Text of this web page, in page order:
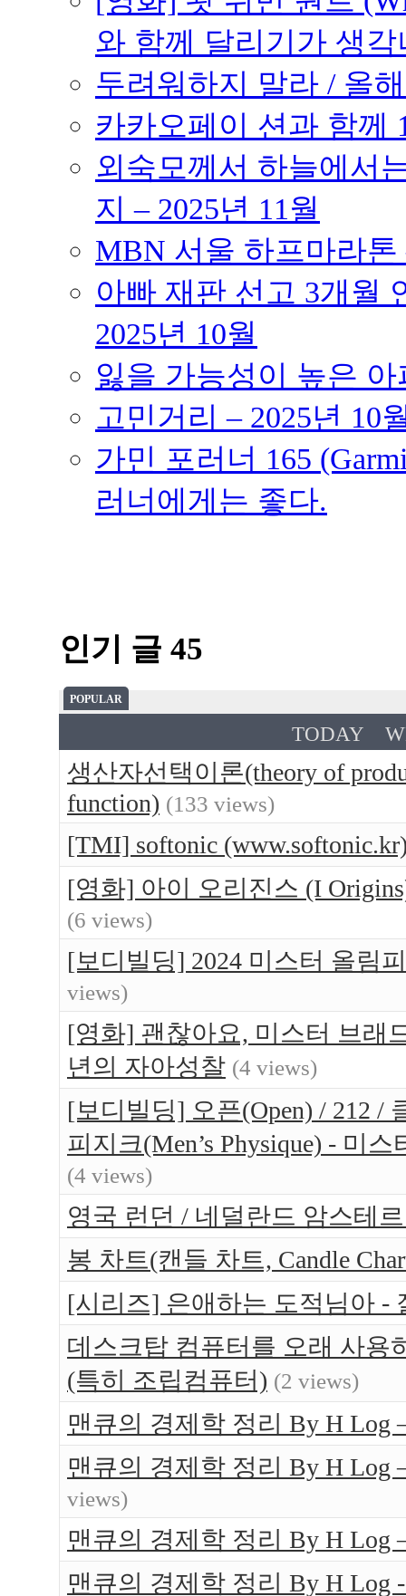
와 함께 달리기가 생각
두려워하지 말라 / 올
카카오페이 션과 함께
외숙모께서 하늘에서
지 – 2025년 11월
MBN 서울 하프마라톤
아빠 재판 선고 3개월
2025년 10월
잃을 가능성이 높은
고민거리 – 2025년 10
가민 포러너 165
러너에게는 좋다.
인기 글 45
POPULAR
TODAY
생산자선택이론(theory of
function) (133 views)
[TMI] softonic
[영화] 아이 오리진스 (I
(6 views)
[보디빌딩] 2024 미스터 올림
views)
[영화] 괜찮아요, 미스터 브래
년의 자아성찰 (4 views)
[보디빌딩] 오픈(Open) / 212 /
피지크(Men’s Physique) - 미
(4 views)
영국 런던 / 네덜란드 암스테
봉 차트(캔들 차트, Candle
[시리즈] 은애하는 도적님아 -
데스크탑 컴퓨터를 오래 사용
(특히 조립컴퓨터) (2 views)
맨큐의 경제학 정리 By H Log
맨큐의 경제학 정리 By H Log
views)
맨큐의 경제학 정리 By H Log
맨큐의 경제학 정리 By H Log